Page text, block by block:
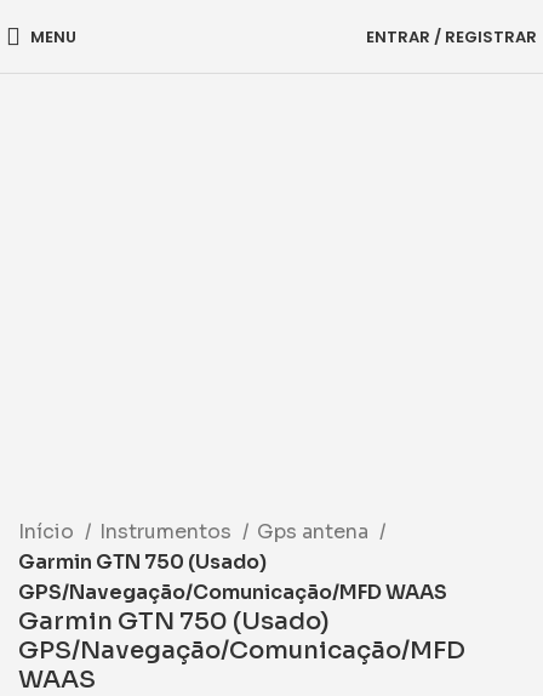
MENU ENTRAR / REGISTRAR
Início Instrumentos
Gps antena
Garmin GTN 750 (Usado)
GPS/Navegação/Comunicação/MFD WAAS
Garmin GTN 750 (Usado)
GPS/Navegação/Comunicação/MFD
WAAS